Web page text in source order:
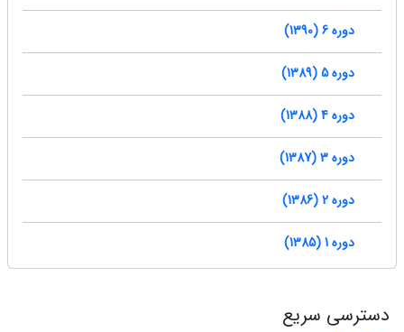
دوره 6 (1390)
دوره 5 (1389)
دوره 4 (1388)
دوره 3 (1387)
دوره 2 (1386)
دوره 1 (1385)
دسترسی سریع